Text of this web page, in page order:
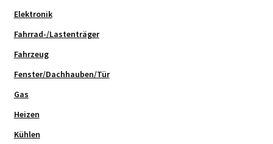
Elektronik
Fahrrad-/Lastenträger
Fahrzeug
Fenster/Dachhauben/Tür
Gas
Heizen
Kühlen